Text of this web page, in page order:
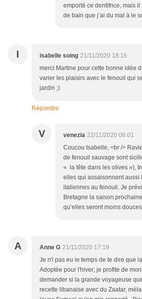
emporté ce dentifrice, mais
de bain que j’ai du mal à le
I isabelle soing 21/11/2020 18:16
merci Martine pour cette bonne idée
varier les plaisirs avec le fenouil qui
jardin ;)
Répondre
V venezia 22/11/2020 06:01
Coucou Isabelle, <br />
de fenouil sauvage sont
« la tête dans les olives »),
elles qui assaisonnent aussi
italiennes au fenouil. Je
Bretagne la saison
qu’elles seront moins
A Anne G 21/11/2020 17:19
Je n'i pas eu le temps de te dire que
Adoptée pour l'hiver; je profite de
demander si la grande voyageuse
recette libanaise avec du Zaatar,